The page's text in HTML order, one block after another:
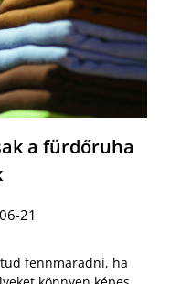
a fürdőruha
21
fennmaradni, ha